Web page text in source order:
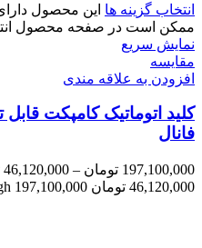
انتخاب گزینه ها این محصول
ممکن است در صفحه محصول
نمایش سریع
مقايسه
افزودن به علاقه مندی
کلید اتوماتیک کامپکت
فانال
197,100,000 تومان –
46,120,000
46,120,000 تومان through 197,100,000 تومان